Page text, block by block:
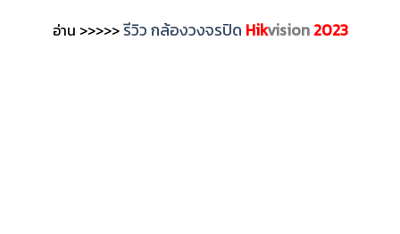
อ่าน >>>>>รีวิว กล้องวงจรปิด Hikvision 2023